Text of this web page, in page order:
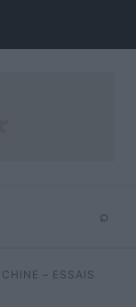
⌕
⌕
– ESSAIS